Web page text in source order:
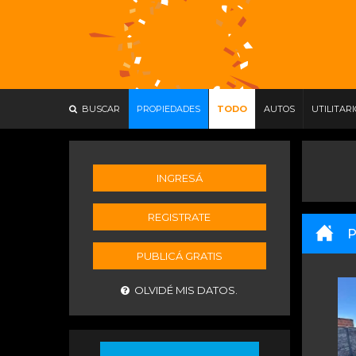
BUSCAR PROPIEDADES TODO AUTOS
INGRESÁ
REGISTRATE
PUBLICÁ GRATIS
OLVIDÉ MIS DATOS.